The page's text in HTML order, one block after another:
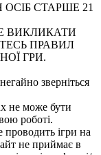
СТАРШЕ 21
ВИКЛИКАТИ
ПРАВИЛ
ГРИ.
зверніться
не може бути
роботі.
ігри на
не приймає в